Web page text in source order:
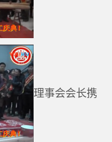
理事会会长携